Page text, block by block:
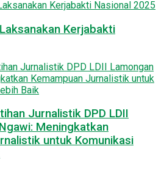
Kerjabakti
Jurnalistik DPD LDII
Meningkatkan
untuk Komunikasi